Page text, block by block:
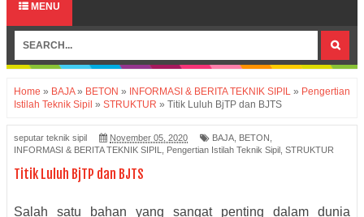
MENU
Home » BAJA» BETON » INFORMASI & BERITA TEKNIK SIPIL » Pengertian
Istilah Teknik Sipil » STRUKTUR » Titik Luluh BjTP dan BJTS
seputar teknik sipil November 05, 2020 BAJA BETON
INFORMASI & BERITA TEKNIK SIPIL
Pengertian Istilah Teknik Sipil STRUKTUR
Titik Luluh BjTP dan BJTS
Salah satu bahan yang sangat penting dalam dunia